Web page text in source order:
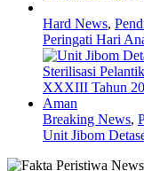
Hard News,
Peringati Hari
Breaking News,
Unit Jibom